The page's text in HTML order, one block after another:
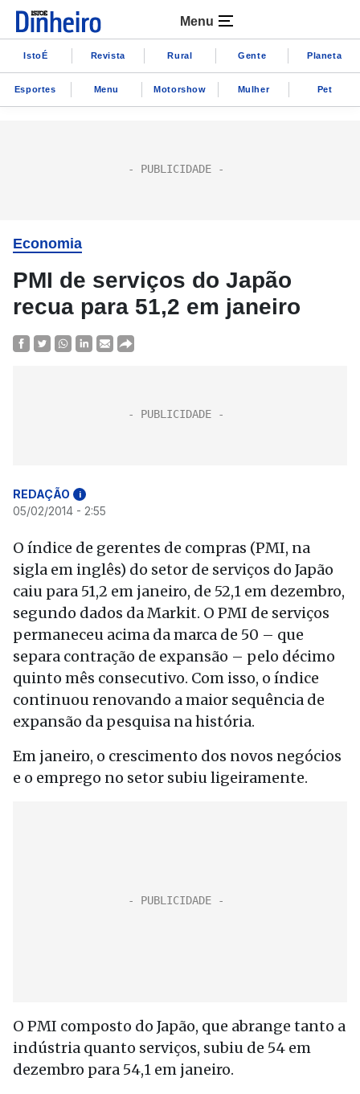
Menu
IstoÉ Revista Rural Gente Planeta
Esportes Menu Motorshow Mulher Pet
Economia
PMI de serviços do Japão
recua para 51,2 em janeiro
REDAÇÃO i
05/02/2014 - 2:55
O índice de gerentes de compras (PMI, na
sigla em inglês) do setor de serviços do Japão
caiu para 51,2 em janeiro, de 52,1 em dezembro,
segundo dados da Markit. O PMI de serviços
permaneceu acima da marca de 50 – que
separa contração de expansão – pelo décimo
quinto mês consecutivo. Com isso, o índice
continuou renovando a maior sequência de
expansão da pesquisa na história.
Em janeiro, o crescimento dos novos negócios
e o emprego no setor subiu ligeiramente.
O PMI composto do Japão, que abrange tanto a
indústria quanto serviços, subiu de 54 em
dezembro para 54,1 em janeiro.